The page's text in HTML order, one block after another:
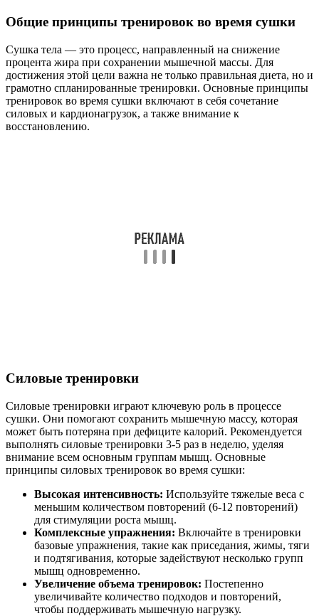
Общие принципы тренировок во время сушки
Сушка тела — это процесс, направленный на снижение
процента жира при сохранении мышечной массы. Для
достижения этой цели важна не только правильная диета, но и
грамотно спланированные тренировки. Основные принципы
тренировок во время сушки включают в себя сочетание
силовых и кардионагрузок, а также внимание к
восстановлению.
Силовые тренировки
Силовые тренировки играют ключевую роль в процессе
сушки. Они помогают сохранить мышечную массу, которая
может быть потеряна при дефиците калорий. Рекомендуется
выполнять силовые тренировки 3-5 раз в неделю, уделяя
внимание всем основным группам мышц. Основные
принципы силовых тренировок во время сушки:
Высокая интенсивность: Используйте тяжелые веса с
меньшим количеством повторений (6-12 повторений)
для стимуляции роста мышц.
Комплексные упражнения: Включайте в тренировки
базовые упражнения, такие как приседания, жимы, тяги
и подтягивания, которые задействуют несколько групп
мышц одновременно.
Увеличение объема тренировок: Постепенно
увеличивайте количество подходов и повторений,
чтобы поддерживать мышечную нагрузку.